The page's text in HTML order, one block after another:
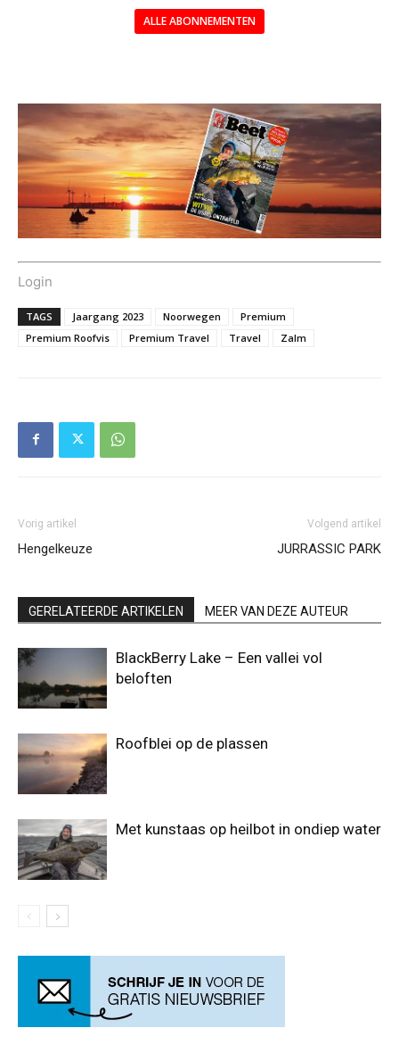
ALLE ABONNEMENTEN
Login
TAGS Jaargang 2023 Noorwegen
Premium
Premium Roofvis
Premium Travel Travel Zalm
Vorig artikel
Hengelkeuze
Volgend artikel
JURRASSIC PARK
GERELATEERDE ARTIKELEN MEER VAN DEZE AUTEUR
BlackBerry Lake – Een vallei vol
beloften
Roofblei op de plassen
Met kunstaas op heilbot in ondiep water